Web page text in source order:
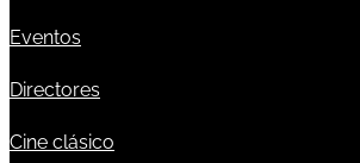
Eventos
Directores
Cine clásico